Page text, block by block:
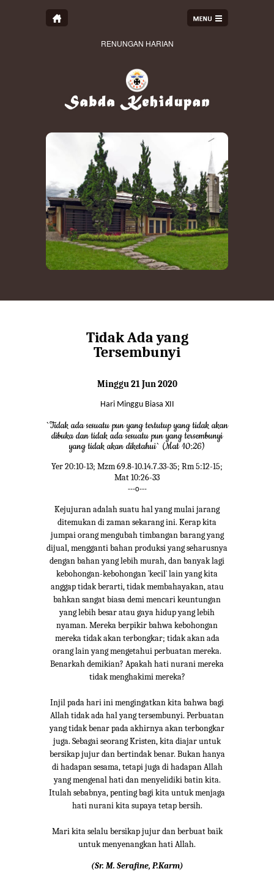
RENUNGAN HARIAN
Tidak Ada yang
Tersembunyi
Minggu 21 Jun 2020
Hari Minggu Biasa XII
`Tidak ada sesuatu pun yang tertutup yang tidak akan
dibuka dan tidak ada sesuatu pun yang tersembunyi
yang tidak akan diketahui` (Mat 10:26)
Yer 20:10-13; Mzm 69.8-10.14.7.33-35; Rm 5:12-15;
Mat 10:26-33
---o---
Kejujuran adalah suatu hal yang mulai jarang
ditemukan di zaman sekarang ini. Kerap kita
jumpai orang mengubah timbangan barang yang
dijual, mengganti bahan produksi yang seharusnya
dengan bahan yang lebih murah, dan banyak lagi
kebohongan-kebohongan `kecil` lain yang kita
anggap tidak berarti, tidak membahayakan, atau
bahkan sangat biasa demi mencari keuntungan
yang lebih besar atau gaya hidup yang lebih
nyaman. Mereka berpikir bahwa kebohongan
mereka tidak akan terbongkar; tidak akan ada
orang lain yang mengetahui perbuatan mereka.
Benarkah demikian? Apakah hati nurani mereka
tidak menghakimi mereka?
Injil pada hari ini mengingatkan kita bahwa bagi
Allah tidak ada hal yang tersembunyi. Perbuatan
yang tidak benar pada akhirnya akan terbongkar
juga. Sebagai seorang Kristen, kita diajar untuk
bersikap jujur dan bertindak benar. Bukan hanya
di hadapan sesama, tetapi juga di hadapan Allah
yang mengenal hati dan menyelidiki batin kita.
Itulah sebabnya, penting bagi kita untuk menjaga
hati nurani kita supaya tetap bersih.
Mari kita selalu bersikap jujur dan berbuat baik
untuk menyenangkan hati Allah.
(Sr. M. Serafine, P.Karm)